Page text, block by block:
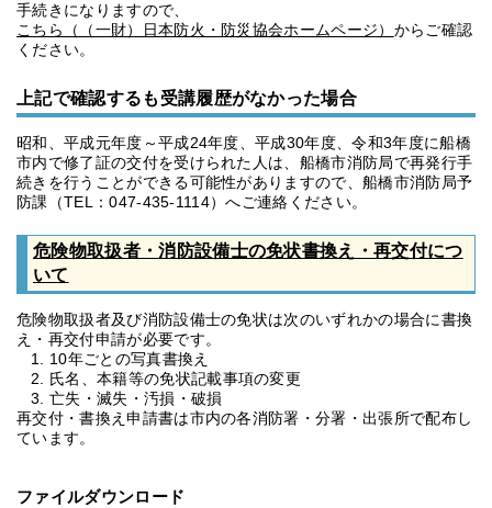
手続きになりますので、
こちら（（一財）日本防火・防災協会ホームページ） からご確認
ください。
上記で確認するも受講履歴がなかった場合
昭和、平成元年度～平成24年度、平成30年度、令和3年度に船橋
市内で修了証の交付を受けられた人は、船橋市消防局で再発行手
続きを行うことができる可能性がありますので、船橋市消防局予
防課（TEL：047-435-1114）へご連絡ください。
危険物取扱者・消防設備士の免状書換え・再交付につ
いて
危険物取扱者及び消防設備士の免状は次のいずれかの場合に書換
え・再交付申請が必要です。
10年ごとの写真書換え
氏名、本籍等の免状記載事項の変更
亡失・滅失・汚損・破損
再交付・書換え申請書は市内の各消防署・分署・出張所で配布し
ています。
ファイルダウンロード